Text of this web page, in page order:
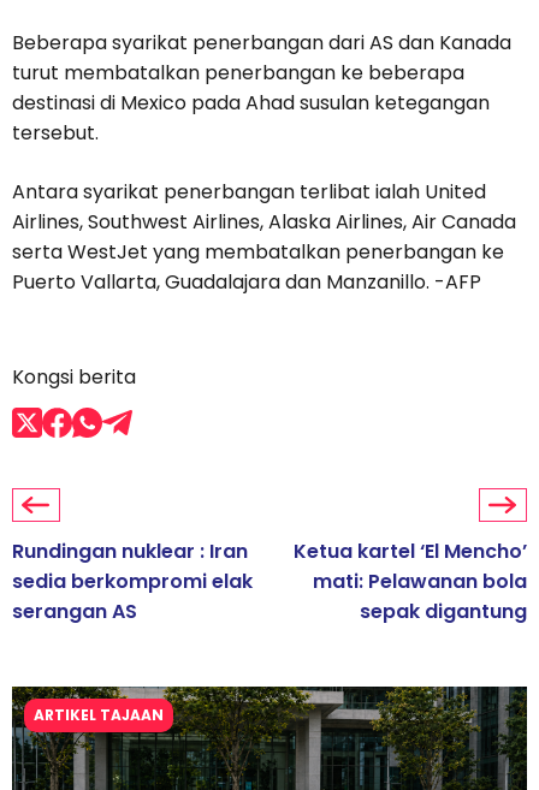
Beberapa syarikat penerbangan dari AS dan Kanada
turut membatalkan penerbangan ke beberapa
destinasi di Mexico pada Ahad susulan ketegangan
tersebut.
Antara syarikat penerbangan terlibat ialah United
Airlines, Southwest Airlines, Alaska Airlines, Air Canada
serta WestJet yang membatalkan penerbangan ke
Puerto Vallarta, Guadalajara dan Manzanillo. -AFP
Kongsi berita
Rundingan nuklear : Iran
sedia berkompromi elak
serangan AS
Ketua kartel ‘El Mencho’
mati: Pelawanan bola
sepak digantung
ARTIKEL TAJAAN